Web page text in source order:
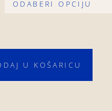
U KOŠARICU